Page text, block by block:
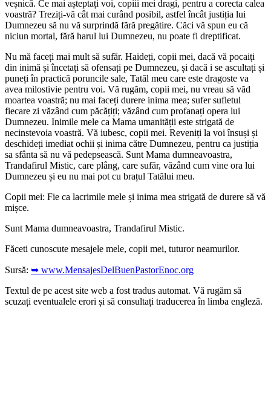
veșnică. Ce mai așteptați voi, copiii mei dragi, pentru a corecta calea
voastră? Treziți-vă cât mai curând posibil, astfel încât justiția lui
Dumnezeu să nu vă surprindă fără pregătire. Căci vă spun eu că
niciun mortal, fără harul lui Dumnezeu, nu poate fi dreptificat.
Nu mă faceți mai mult să sufăr. Haideți, copii mei, dacă vă pocaiți
din inimă și încetați să ofensați pe Dumnezeu, și dacă i se ascultați și
puneți în practică poruncile sale, Tatăl meu care este dragoste va
avea milostivie pentru voi. Vă rugăm, copii mei, nu vreau să văd
moartea voastră; nu mai faceți durere inima mea; sufer sufletul
fiecare zi văzând cum păcățiți; văzând cum profanați opera lui
Dumnezeu. Inimile mele ca Mama umanității este strigată de
necinstevoia voastră. Vă iubesc, copii mei. Reveniți la voi însuși și
deschideți imediat ochii și inima către Dumnezeu, pentru ca justiția
sa sfânta să nu vă pedepsească. Sunt Mama dumneavoastra,
Trandafirul Mistic, care plâng, care sufăr, văzând cum vine ora lui
Dumnezeu și eu nu mai pot cu brațul Tatălui meu.
Copii mei: Fie ca lacrimile mele și inima mea strigată de durere să vă
mișce.
Sunt Mama dumneavoastra, Trandafirul Mistic.
Făceti cunoscute mesajele mele, copii mei, tuturor neamurilor.
Sursă: ➥ www.MensajesDelBuenPastorEnoc.org
Textul de pe acest site web a fost tradus automat. Vă rugăm să
scuzați eventualele erori și să consultați traducerea în limba engleză.